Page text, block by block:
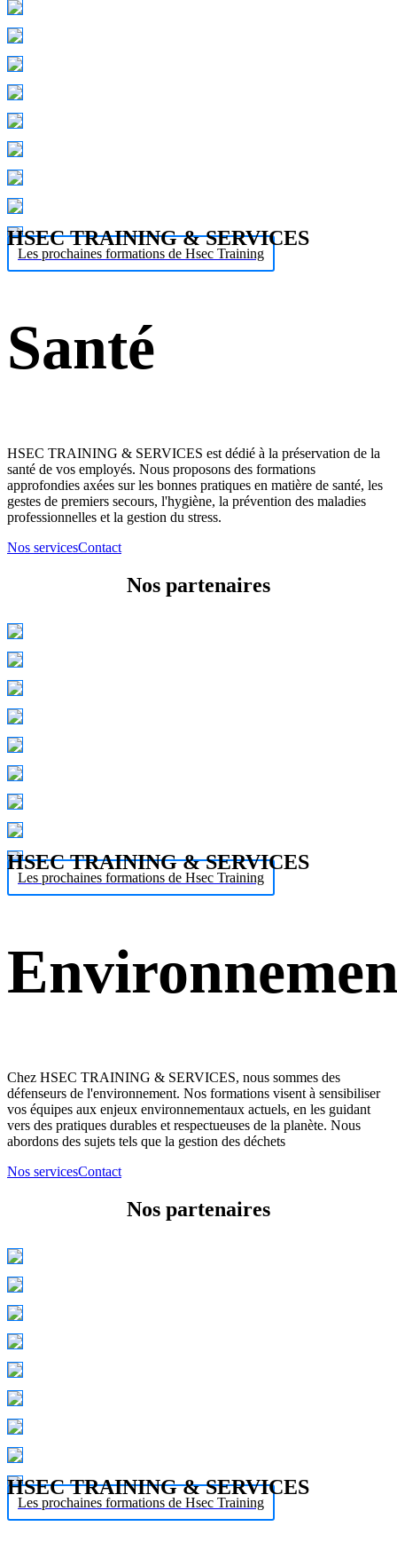
Les prochaines formations de Hsec Training
HSEC TRAINING & SERVICES
Santé
HSEC TRAINING & SERVICES est dédié à la préservation de la
santé de vos employés. Nous proposons des formations
approfondies axées sur les bonnes pratiques en matière de santé, les
gestes de premiers secours, l'hygiène, la prévention des maladies
professionnelles et la gestion du stress.
Nos servicesContact
Nos partenaires
Les prochaines formations de Hsec Training
HSEC TRAINING & SERVICES
Chez HSEC TRAINING & SERVICES, nous sommes des
défenseurs de l'environnement. Nos formations visent à sensibiliser
vos équipes aux enjeux environnementaux actuels, en les guidant
vers des pratiques durables et respectueuses de la planète. Nous
abordons des sujets tels que la gestion des déchets
Nos servicesContact
Nos partenaires
Les prochaines formations de Hsec Training
HSEC TRAINING & SERVICES